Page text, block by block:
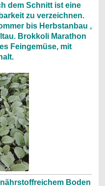
dem Schnitt ist eine
zu verzeichnen.
bis Herbstanbau ,
Brokkoli Marathon
Feingemüse, mit
Boden